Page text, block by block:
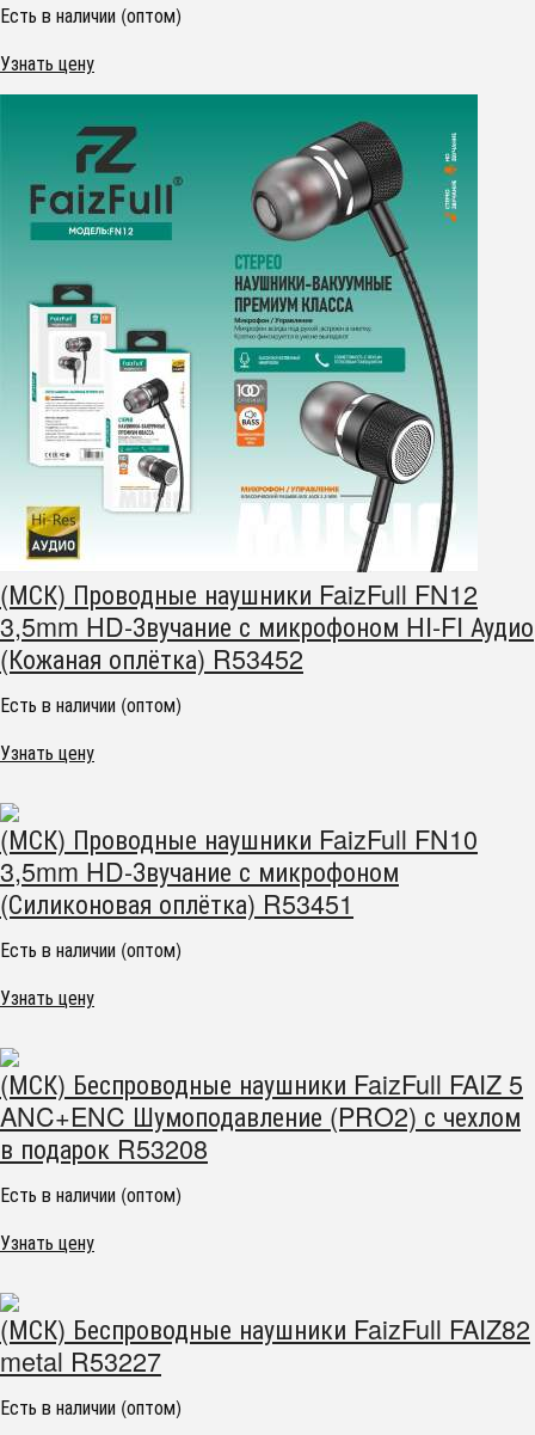
Есть в наличии (оптом)
Узнать цену
(МСК) Проводные наушники FaizFull FN12
3,5mm HD-Звучание с микрофоном HI-FI Аудио
(Кожаная оплётка) R53452
Есть в наличии (оптом)
Узнать цену
(МСК) Проводные наушники FaizFull FN10
3,5mm HD-Звучание с микрофоном
(Силиконовая оплётка) R53451
Есть в наличии (оптом)
Узнать цену
(МСК) Беспроводные наушники FaizFull FAIZ 5
ANC+ENC Шумоподавление (PRO2) с чехлом
в подарок R53208
Есть в наличии (оптом)
Узнать цену
(МСК) Беспроводные наушники FaizFull FAIZ82
metal R53227
Есть в наличии (оптом)